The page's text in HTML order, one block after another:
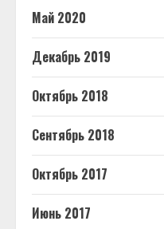
Май 2020
Декабрь 2019
Октябрь 2018
Сентябрь 2018
Октябрь 2017
Июнь 2017